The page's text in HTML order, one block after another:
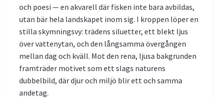
och poesi — en akvarell där fisken inte bara avbildas,
utan bär hela landskapet inom sig. I kroppen löper en
stilla skymningsvy: trädens siluetter, ett blekt ljus
över vattenytan, och den långsamma övergången
mellan dag och kväll. Mot den rena, ljusa bakgrunden
framträder motivet som ett slags naturens
dubbelbild, där djur och miljö blir ett och samma
andetag.